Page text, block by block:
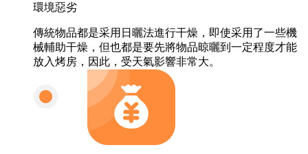
環境惡劣
傳統物品都是采用日曬法進行干燥，即使采用了一些機
械輔助干燥，但也都是要先將物品晾曬到一定程度才能
放入烤房，因此，受天氣影響非常大。